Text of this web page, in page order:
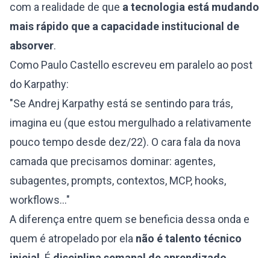
com a realidade de que a tecnologia está mudando
mais rápido que a capacidade institucional de
absorver.
Como Paulo Castello escreveu em paralelo ao post
do Karpathy:
"Se Andrej Karpathy está se sentindo para trás,
imagina eu (que estou mergulhado a relativamente
pouco tempo desde dez/22). O cara fala da nova
camada que precisamos dominar: agentes,
subagentes, prompts, contextos, MCP, hooks,
workflows..."
A diferença entre quem se beneficia dessa onda e
quem é atropelado por ela não é talento técnico